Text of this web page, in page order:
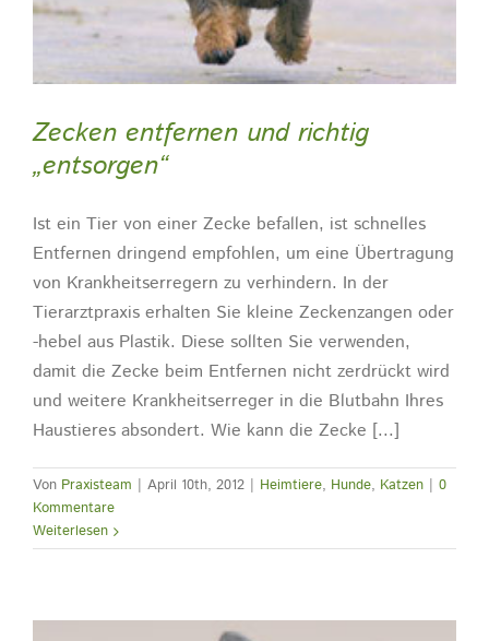
Zecken entfernen und richtig
„entsorgen“
Ist ein Tier von einer Zecke befallen, ist schnelles
Entfernen dringend empfohlen, um eine Übertragung
von Krankheitserregern zu verhindern. In der
Tierarztpraxis erhalten Sie kleine Zeckenzangen oder
-hebel aus Plastik. Diese sollten Sie verwenden,
damit die Zecke beim Entfernen nicht zerdrückt wird
und weitere Krankheitserreger in die Blutbahn Ihres
Haustieres absondert. Wie kann die Zecke [...]
Von Praxisteam April 10th, 2012 Heimtiere, Hunde, Katzen
0
Kommentare
Weiterlesen